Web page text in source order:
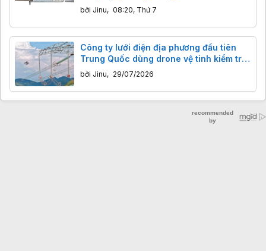
bởi Jinu, 08:20, Thứ 7
Công ty lưới điện địa phương đầu tiên
Trung Quốc dùng drone vệ tinh kiểm tra
đường dây điện vùng núi sâu, tiết kiệm
thời gian kỷ lục
bởi Jinu, 29/07/2026